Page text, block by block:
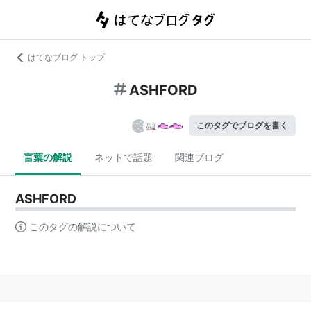
はてなブログ トップ
ASHFORD
このタグでブログを書く
言葉の解説 ネットで話題 関連ブログ
ASHFORD
このタグの解説について